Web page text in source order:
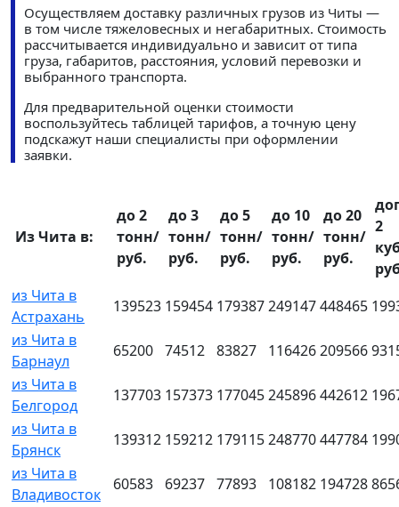
Осуществляем доставку различных грузов из Читы —
в том числе тяжеловесных и негабаритных. Стоимость
рассчитывается индивидуально и зависит от типа
груза, габаритов, расстояния, условий перевозки и
выбранного транспорта.
Для предварительной оценки стоимости
воспользуйтесь таблицей тарифов, а точную цену
подскажут наши специалисты при оформлении
заявки.
Из Чита в:
до 2
тонн/
руб.
до 3
тонн/
руб.
до 5
тонн/
руб.
до 10
тонн/
руб.
до 20
тонн/
руб.
2
из Чита в
Астрахань
139523 159454 179387249147448465
из Чита в
Барнаул
65200 74512 83827 116426209566
из Чита в
Белгород
137703 157373 177045245896442612
из Чита в
Брянск
139312 159212 179115248770447784
из Чита в
Владивосток
60583 69237 77893 108182 194728